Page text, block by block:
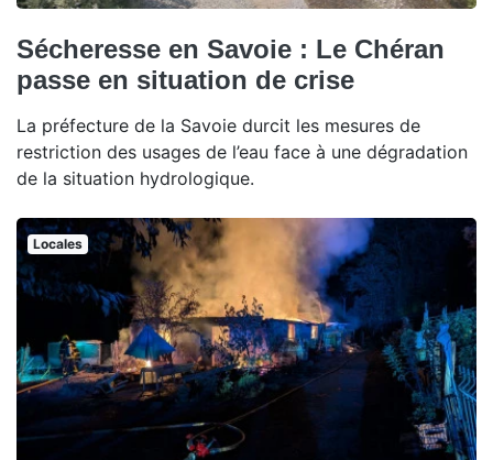
Sécheresse en Savoie : Le Chéran
passe en situation de crise
La préfecture de la Savoie durcit les mesures de
restriction des usages de l’eau face à une dégradation
de la situation hydrologique.
Locales